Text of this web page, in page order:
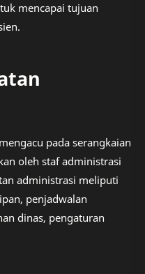
mencapai tujuan
pada serangkaian
oleh staf administrasi
administrasi meliputi
penjadwalan
dinas, pengaturan